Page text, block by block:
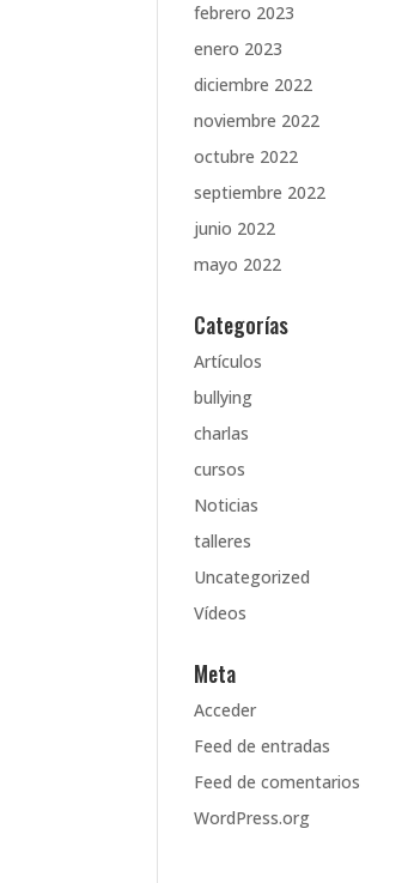
febrero 2023
enero 2023
diciembre 2022
noviembre 2022
octubre 2022
septiembre 2022
junio 2022
mayo 2022
Categorías
Artículos
bullying
charlas
cursos
Noticias
talleres
Uncategorized
Vídeos
Meta
Acceder
Feed de entradas
Feed de comentarios
WordPress.org